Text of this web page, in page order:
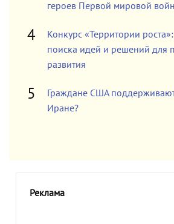
героев Первой мировой
Конкурс «Территории
поиска идей и решений для
развития
Граждане США
Иране?
Реклама